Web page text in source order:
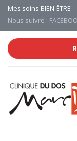
Mes soins BIEN-ÊTRE
Nous suivre :